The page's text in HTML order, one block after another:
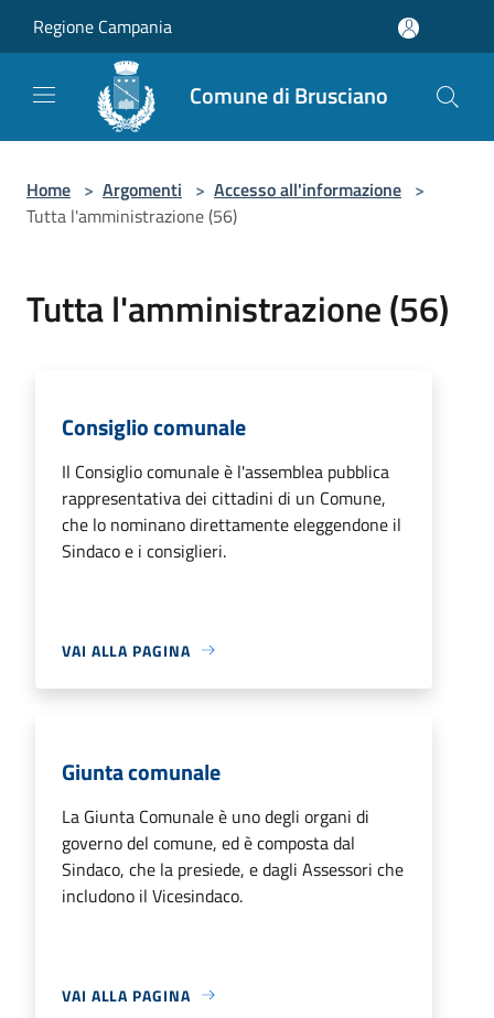
Regione Campania
Comune di Brusciano
Home > Argomenti > Accesso all'informazione >
Tutta l'amministrazione (56)
Tutta l'amministrazione (56)
Consiglio comunale
Il Consiglio comunale è l'assemblea pubblica
rappresentativa dei cittadini di un Comune,
che lo nominano direttamente eleggendone il
Sindaco e i consiglieri.
VAI ALLA PAGINA
Giunta comunale
La Giunta Comunale è uno degli organi di
governo del comune, ed è composta dal
Sindaco, che la presiede, e dagli Assessori che
includono il Vicesindaco.
VAI ALLA PAGINA